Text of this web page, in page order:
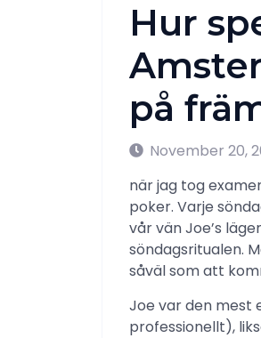
Hur
på
November 20,
när jag tog
poker. Varje
vår vän Joe’s
söndagsritualen.
såväl som att
Joe var den mest
professionellt),